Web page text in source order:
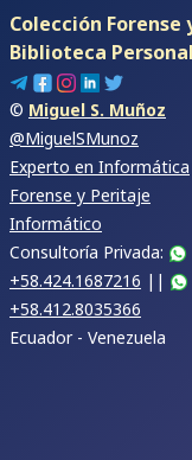
Colección Forense
Biblioteca Personal
© Miguel S. Muñoz
@MiguelSMunoz
Experto en Informática
Forense y Peritaje
Informático
Consultoría Privada:
+58.424.1687216 ||
+58.412.8035366
Ecuador - Venezuela